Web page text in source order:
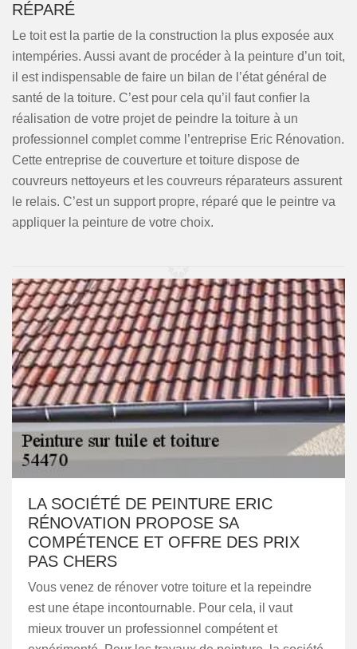
RÉPARÉ
Le toit est la partie de la construction la plus exposée aux
intempéries. Aussi avant de procéder à la peinture d’un toit,
il est indispensable de faire un bilan de l’état général de
santé de la toiture. C’est pour cela qu’il faut confier la
réalisation de votre projet de peindre la toiture à un
professionnel complet comme l’entreprise Eric Rénovation.
Cette entreprise de couverture et toiture dispose de
couvreurs nettoyeurs et les couvreurs réparateurs assurent
le relais. C’est un support propre, réparé que le peintre va
appliquer la peinture de votre choix.
LA SOCIÉTÉ DE PEINTURE ERIC
RÉNOVATION PROPOSE SA
COMPÉTENCE ET OFFRE DES PRIX
PAS CHERS
Vous venez de rénover votre toiture et la repeindre
est une étape incontournable. Pour cela, il vaut
mieux trouver un professionnel compétent et